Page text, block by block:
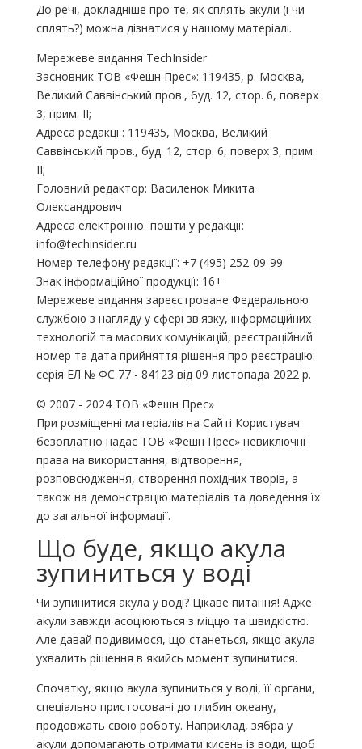
До речі, докладніше про те, як сплять акули (і чи
сплять?) можна дізнатися у нашому матеріалі.
Мережеве видання TechInsider
Засновник ТОВ «Фешн Прес»: 119435, р. Москва,
Великий Саввінський пров., буд. 12, стор. 6, поверх
3, прим. II;
Адреса редакції: 119435, Москва, Великий
Саввінський пров., буд. 12, стор. 6, поверх 3, прим.
II;
Головний редактор: Василенок Микита
Олександрович
Адреса електронної пошти у редакції:
info@techinsider.ru
Номер телефону редакції: +7 (495) 252-09-99
Знак інформаційної продукції: 16+
Мережеве видання зареєстроване Федеральною
службою з нагляду у сфері зв'язку, інформаційних
технологій та масових комунікацій, реєстраційний
номер та дата прийняття рішення про реєстрацію:
серія ЕЛ № ФС 77 - 84123 від 09 листопада 2022 р.
© 2007 - 2024 ТОВ «Фешн Прес»
При розміщенні матеріалів на Сайті Користувач
безоплатно надає ТОВ «Фешн Прес» невиключні
права на використання, відтворення,
розповсюдження, створення похідних творів, а
також на демонстрацію матеріалів та доведення їх
до загальної інформації.
Що буде, якщо акула
зупиниться у воді
Чи зупинитися акула у воді? Цікаве питання! Адже
акули завжди асоціюються з міццю та швидкістю.
Але давай подивимося, що станеться, якщо акула
ухвалить рішення в якийсь момент зупинитися.
Спочатку, якщо акула зупиниться у воді, її органи,
спеціально пристосовані до глибин океану,
продовжать свою роботу. Наприклад, зябра у
акули допомагають отримати кисень із води, щоб